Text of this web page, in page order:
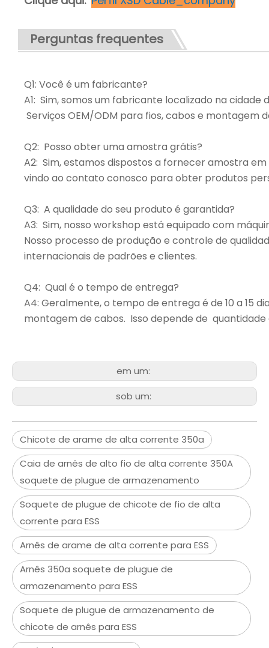
Perguntas frequentes
Q1: Você é um fabricante?
A1: Sim, somos um fabricante localizado na cidade
Serviços OEM/ODM para fios, cabos e montagem
Q2: Posso obter uma amostra grátis?
A2: Sim, estamos dispostos a fornecer amostra
vindo ao contato conosco para obter produtos
Q3: A qualidade do seu produto é garantida?
A3: Sim, nosso workshop está equipado com
Nosso processo de produção e controle de
internacionais de padrões e clientes.
Q4: Qual é o tempo de entrega?
A4: Geralmente, o tempo de entrega é de 10 a 15
montagem de cabos. Isso depende de
em um:
sob um:
Chicote de arame de alta corrente 350a
Caia de arnês de alto fio de alta corrente 350A
soquete de plugue de armazenamento
Soquete de plugue de chicote de fio de alta
corrente para ESS
Arnês de arame de alta corrente para ESS
Arnês 350a soquete de plugue de
armazenamento para ESS
Soquete de plugue de armazenamento de
chicote de arnês para ESS